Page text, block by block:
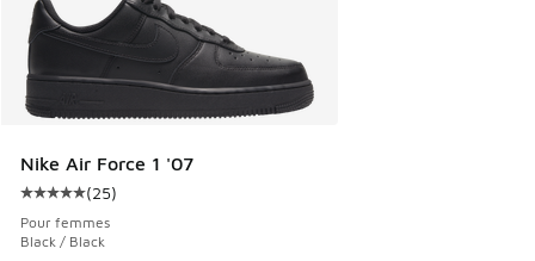
Nike Air Force 1 '07
Cote moyenne du client - [5 sur 5 étoiles], 25
(25)
Pour femmes
Black / Black